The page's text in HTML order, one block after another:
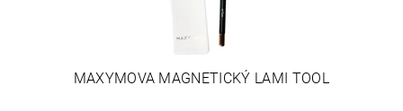
MAXYMOVA MAGNETICKÝ LAMI TOOL